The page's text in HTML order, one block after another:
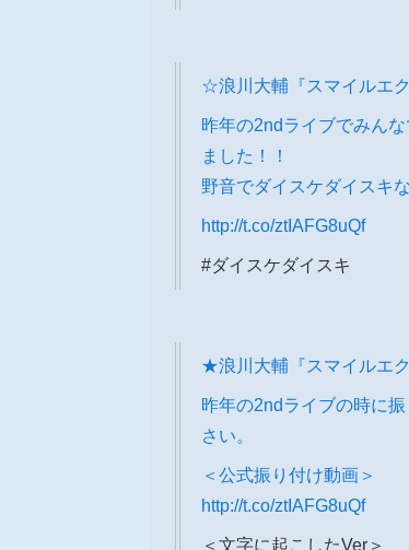
☆浪川大輔『スマイルエ
昨年の2ndライブでみん
ました！！
野音でダイスケダイスキ
http://t.co/ztIAFG8uQf
#ダイスケダイスキ
★浪川大輔『スマイルエク
昨年の2ndライブの時に
さい。
＜公式振り付け動画＞
http://t.co/ztIAFG8uQf
＜文字に起こしたVer＞